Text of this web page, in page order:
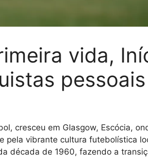
vida,
pessoais
cresceu em Glasgow, Escócia,
pela vibrante cultura futebolística
década de 1960, fazendo a